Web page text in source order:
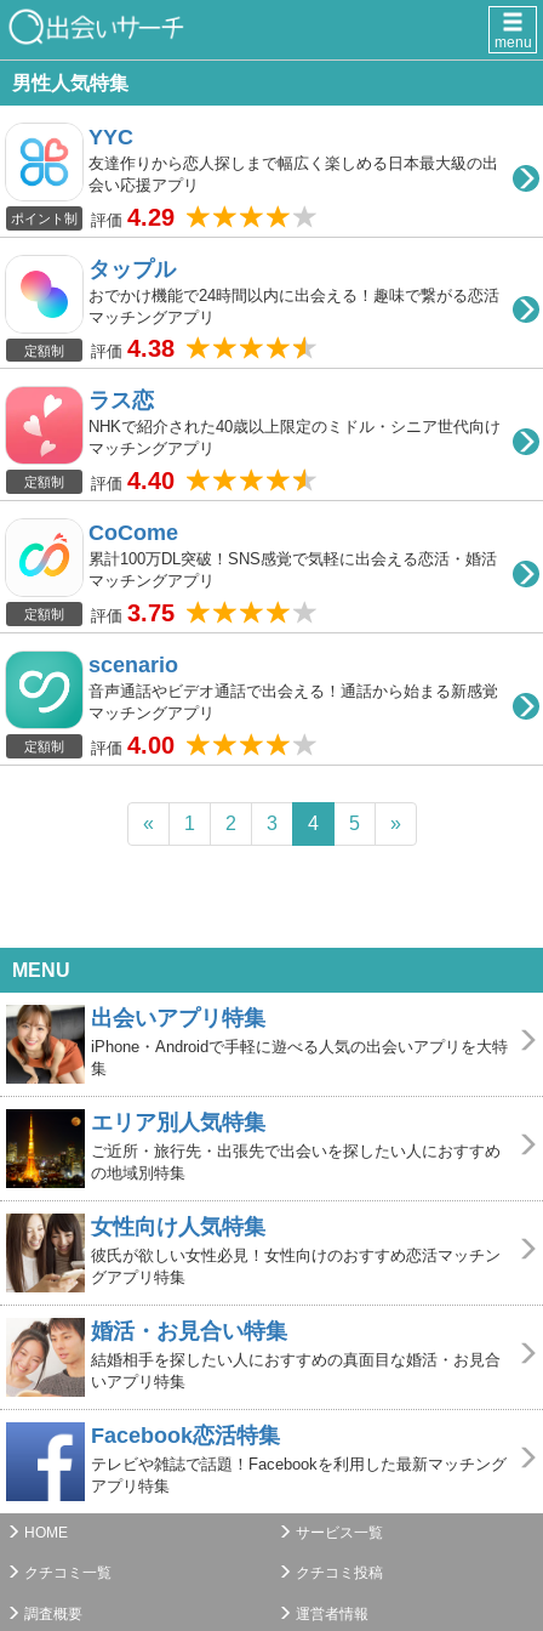
menu
男性人気特集
ポイント制
YYC
友達作りから恋人探しまで幅広く楽しめる日本最大級の出
会い応援アプリ
評価 4.29
定額制
タップル
おでかけ機能で24時間以内に出会える！趣味で繋がる恋活
マッチングアプリ
評価 4.38
定額制
ラス恋
NHKで紹介された40歳以上限定のミドル・シニア世代向け
マッチングアプリ
評価 4.40
定額制
CoCome
累計100万DL突破！SNS感覚で気軽に出会える恋活・婚活
マッチングアプリ
評価 3.75
定額制
scenario
音声通話やビデオ通話で出会える！通話から始まる新感覚
マッチングアプリ
評価 4.00
« 1 2 3 4 5 »
MENU
出会いアプリ特集
iPhone・Androidで手軽に遊べる人気の出会いアプリを大特
集
エリア別人気特集
ご近所・旅行先・出張先で出会いを探したい人におすすめ
の地域別特集
女性向け人気特集
彼氏が欲しい女性必見！女性向けのおすすめ恋活マッチン
グアプリ特集
婚活・お見合い特集
結婚相手を探したい人におすすめの真面目な婚活・お見合
いアプリ特集
Facebook恋活特集
テレビや雑誌で話題！Facebookを利用した最新マッチング
アプリ特集
HOME サービス一覧
クチコミ一覧 クチコミ投稿
調査概要 運営者情報